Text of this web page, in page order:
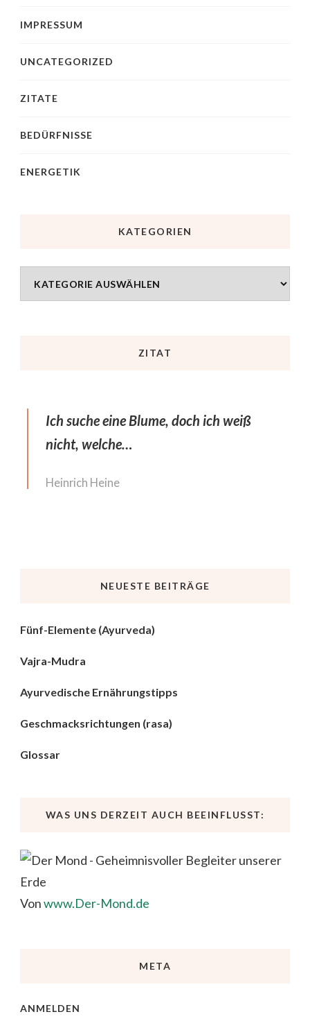
IMPRESSUM
UNCATEGORIZED
ZITATE
BEDÜRFNISSE
ENERGETIK
KATEGORIEN
ZITAT
Ich suche eine Blume, doch ich weiß
nicht, welche…
Heinrich Heine
NEUESTE BEITRÄGE
Fünf-Elemente (Ayurveda)
Vajra-Mudra
Ayurvedische Ernährungstipps
Geschmacksrichtungen (rasa)
Glossar
WAS UNS DERZEIT AUCH BEEINFLUSST:
Vonwww.Der-Mond.de
META
ANMELDEN